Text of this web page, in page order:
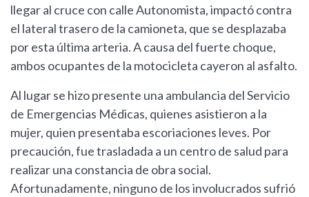
llegar al cruce con calle Autonomista, impactó contra
el lateral trasero de la camioneta, que se desplazaba
por esta última arteria. A causa del fuerte choque,
ambos ocupantes de la motocicleta cayeron al asfalto.
Al lugar se hizo presente una ambulancia del Servicio
de Emergencias Médicas, quienes asistieron a la
mujer, quien presentaba escoriaciones leves. Por
precaución, fue trasladada a un centro de salud para
realizar una constancia de obra social.
Afortunadamente, ninguno de los involucrados sufrió